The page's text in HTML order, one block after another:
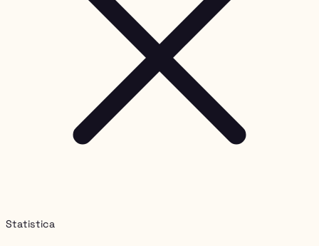
Statistica